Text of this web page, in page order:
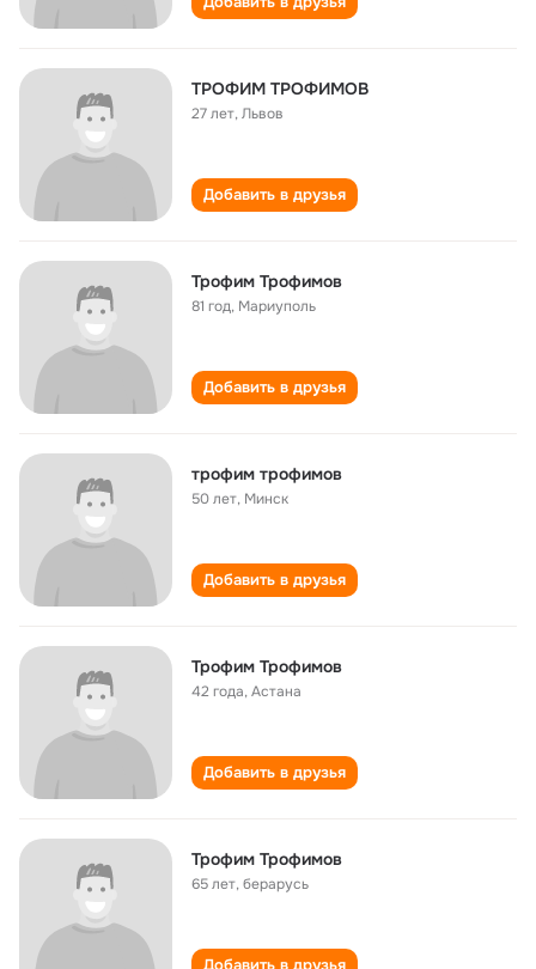
ТРОФИМ ТРОФИМОВ
27 лет,Львов
Добавить в друзья
Трофим Трофимов
81 год, Мариуполь
Добавить в друзья
трофим трофимов
50 лет, Минск
Добавить в друзья
Трофим Трофимов
42 года,Астана
Добавить в друзья
Трофим Трофимов
65 лет,берарусь
Добавить в друзья